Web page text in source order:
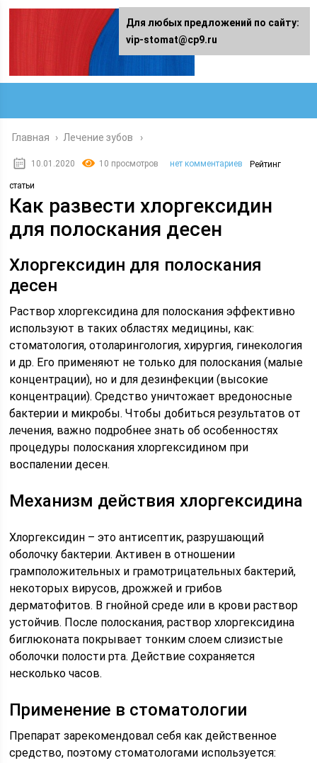
Главная › Лечение зубов
10.01.2020 10 просмотров нет комментариев Рейтинг
статьи
Как развести хлоргексидин
для полоскания десен
Хлоргексидин для полоскания
десен
Раствор хлоргексидина для полоскания эффективно
используют в таких областях медицины, как:
стоматология, отоларингология, хирургия, гинекология
и др. Его применяют не только для полоскания (малые
концентрации), но и для дезинфекции (высокие
концентрации). Средство уничтожает вредоносные
бактерии и микробы. Чтобы добиться результатов от
лечения, важно подробнее знать об особенностях
процедуры полоскания хлоргексидином при
воспалении десен.
Механизм действия хлоргексидина
Хлоргексидин – это антисептик, разрушающий
оболочку бактерии. Активен в отношении
грамположительных и грамотрицательных бактерий,
некоторых вирусов, дрожжей и грибов
дерматофитов. В гнойной среде или в крови раствор
устойчив. После полоскания, раствор хлоргексидина
биглюконата покрывает тонким слоем слизистые
оболочки полости рта. Действие сохраняется
несколько часов.
Применение в стоматологии
Препарат зарекомендовал себя как действенное
средство, поэтому стоматологами используется:
Для любых предложений по сайту:
vip-stomat@cp9.ru